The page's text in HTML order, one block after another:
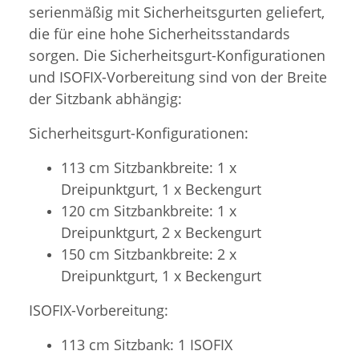
serienmäßig mit Sicherheitsgurten geliefert,
die für eine hohe Sicherheitsstandards
sorgen. Die Sicherheitsgurt-Konfigurationen
und ISOFIX-Vorbereitung sind von der Breite
der Sitzbank abhängig:
Sicherheitsgurt-Konfigurationen:
113 cm Sitzbankbreite: 1 x
Dreipunktgurt, 1 x Beckengurt
120 cm Sitzbankbreite: 1 x
Dreipunktgurt, 2 x Beckengurt
150 cm Sitzbankbreite: 2 x
Dreipunktgurt, 1 x Beckengurt
ISOFIX-Vorbereitung:
113 cm Sitzbank: 1 ISOFIX